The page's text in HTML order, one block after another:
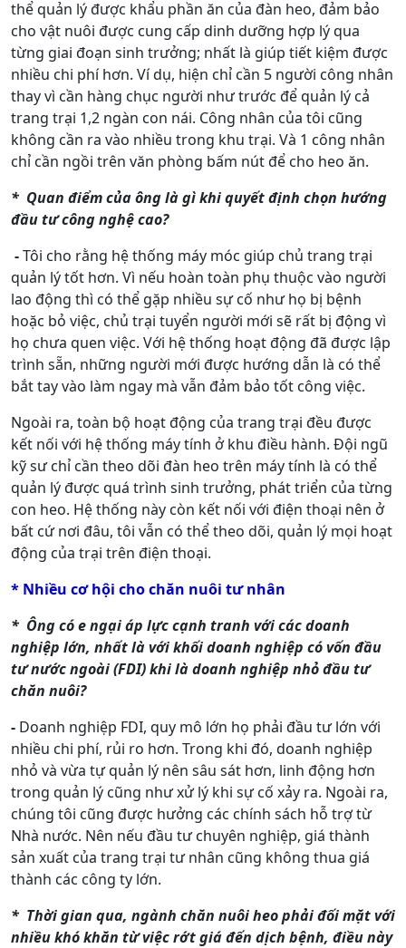
thể quản lý được khẩu phần ăn của đàn heo, đảm bảo
cho vật nuôi được cung cấp dinh dưỡng hợp lý qua
từng giai đoạn sinh trưởng; nhất là giúp tiết kiệm được
nhiều chi phí hơn. Ví dụ, hiện chỉ cần 5 người công nhân
thay vì cần hàng chục người như trước để quản lý cả
trang trại 1,2 ngàn con nái. Công nhân của tôi cũng
không cần ra vào nhiều trong khu trại. Và 1 công nhân
chỉ cần ngồi trên văn phòng bấm nút để cho heo ăn.
* Quan điểm của ông là gì khi quyết định chọn hướng
đầu tư công nghệ cao?
-Tôi cho rằng hệ thống máy móc giúp chủ trang trại
quản lý tốt hơn. Vì nếu hoàn toàn phụ thuộc vào người
lao động thì có thể gặp nhiều sự cố như họ bị bệnh
hoặc bỏ việc, chủ trại tuyển người mới sẽ rất bị động vì
họ chưa quen việc. Với hệ thống hoạt động đã được lập
trình sẵn, những người mới được hướng dẫn là có thể
bắt tay vào làm ngay mà vẫn đảm bảo tốt công việc.
Ngoài ra, toàn bộ hoạt động của trang trại đều được
kết nối với hệ thống máy tính ở khu điều hành. Đội ngũ
kỹ sư chỉ cần theo dõi đàn heo trên máy tính là có thể
quản lý được quá trình sinh trưởng, phát triển của từng
con heo. Hệ thống này còn kết nối với điện thoại nên ở
bất cứ nơi đâu, tôi vẫn có thể theo dõi, quản lý mọi hoạt
động của trại trên điện thoại.
* Nhiều cơ hội cho chăn nuôi tư nhân
* Ông có e ngại áp lực cạnh tranh với các doanh
nghiệp lớn, nhất là với khối doanh nghiệp có vốn đầu
tư nước ngoài (FDI) khi là doanh nghiệp nhỏ đầu tư
chăn nuôi?
- Doanh nghiệp FDI, quy mô lớn họ phải đầu tư lớn với
nhiều chi phí, rủi ro hơn. Trong khi đó, doanh nghiệp
nhỏ và vừa tự quản lý nên sâu sát hơn, linh động hơn
trong quản lý cũng như xử lý khi sự cố xảy ra. Ngoài ra,
chúng tôi cũng được hưởng các chính sách hỗ trợ từ
Nhà nước. Nên nếu đầu tư chuyên nghiệp, giá thành
sản xuất của trang trại tư nhân cũng không thua giá
thành các công ty lớn.
* Thời gian qua, ngành chăn nuôi heo phải đối mặt với
nhiều khó khăn từ việc rớt giá đến dịch bệnh, điều này